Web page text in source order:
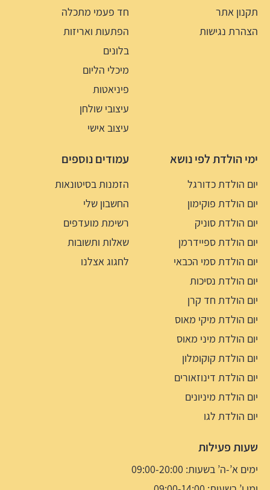
תקנון אתר
הצהרת נגישות
חד פעמי מתכלה
הפתעות ואריזות
בלונים
מיכלי הליום
פיניאטות
עיצובי שולחן
עיצוב אישי
ימי הולדת לפי נושא
יום הולדת כדורגל
יום הולדת פוקימון
יום הולדת סוניק
יום הולדת ספיידרמן
יום הולדת סמי הכבאי
יום הולדת נסיכות
יום הולדת חד קרן
יום הולדת מיקי מאוס
יום הולדת מיני מאוס
יום הולדת קוקומלון
יום הולדת דינוזאורים
יום הולדת מיניונים
יום הולדת לגו
עמודים נוספים
הזמנות בסיטונאות
החשבון שלי
רשימת מועדפים
שאלות ותשובות
לחגוג אצלנו
שעות פעילות
ימים א’-ה’ בשעות: 09:00-20:00